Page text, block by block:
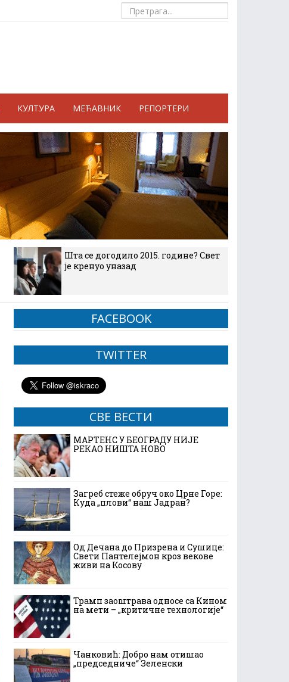
КУЛТУРА МЕЋАВНИК РЕПОРТЕРИ
Шта се догодило 2015. године? Свет
је кренуо уназад
FACEBOOK
TWITTER
СВЕ ВЕСТИ
МАРТЕНС У БЕОГРАДУ НИЈЕ
РЕКАО НИШТА НОВО
Загреб стеже обруч око Црне Горе:
Куда „плови“ наш Јадран?
Од Дечана до Призрена и Сушице:
Свети Пантелејмон кроз векове
живи на Косову
Трамп заоштрава односе са Кином
на мети – „критичне технологије“
Чанковић: Добро нам отишао
„председниче“ Зеленски